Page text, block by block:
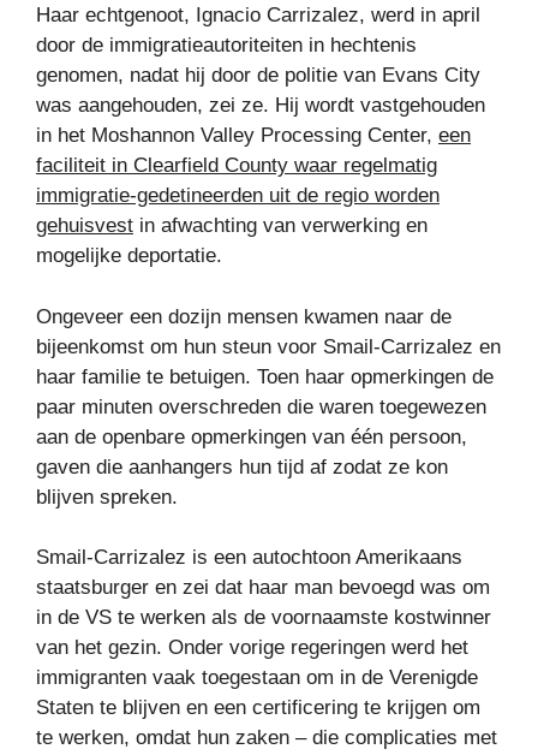
Haar echtgenoot, Ignacio Carrizalez, werd in april
door de immigratieautoriteiten in hechtenis
genomen, nadat hij door de politie van Evans City
was aangehouden, zei ze. Hij wordt vastgehouden
in het Moshannon Valley Processing Center, een
faciliteit in Clearfield County waar regelmatig
immigratie-gedetineerden uit de regio worden
gehuisvest in afwachting van verwerking en
mogelijke deportatie.
Ongeveer een dozijn mensen kwamen naar de
bijeenkomst om hun steun voor Smail-Carrizalez en
haar familie te betuigen. Toen haar opmerkingen de
paar minuten overschreden die waren toegewezen
aan de openbare opmerkingen van één persoon,
gaven die aanhangers hun tijd af zodat ze kon
blijven spreken.
Smail-Carrizalez is een autochtoon Amerikaans
staatsburger en zei dat haar man bevoegd was om
in de VS te werken als de voornaamste kostwinner
van het gezin. Onder vorige regeringen werd het
immigranten vaak toegestaan ​​om in de Verenigde
Staten te blijven en een certificering te krijgen om
te werken, omdat hun zaken – die complicaties met